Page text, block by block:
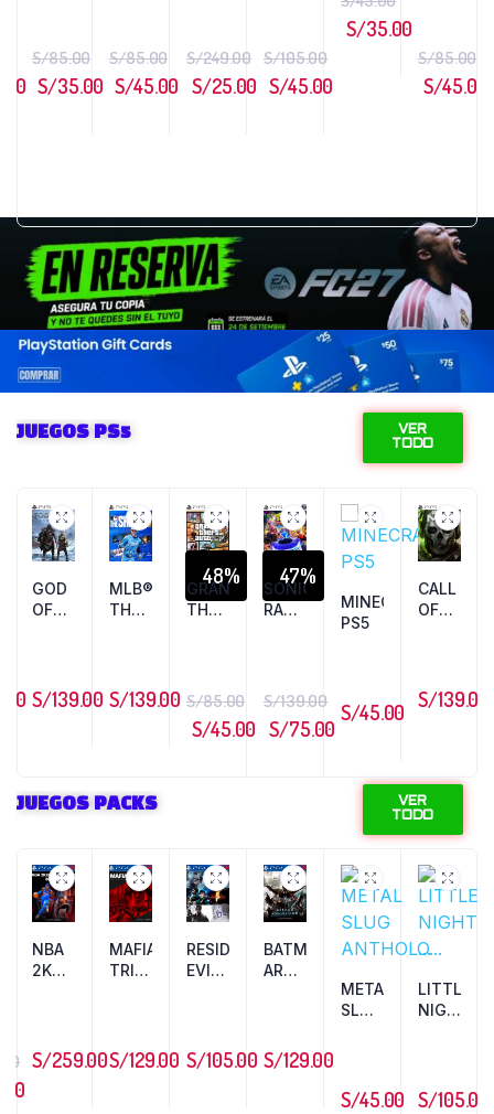
S/85.00
S/35.00
S/85.00
S/45.00
S/249.00
S/25.00
S/105.00
S/45.00
S/35.00
S/85.00
S/45.00
JUEGOS PS5
VER
TODO
GOD
OF
S/139.00
MLB®
THE
S/139.00
48%
GRAND
THEFT
S/85.00
S/45.00
47%
SONIC
RACING:
S/139.00
S/75.00
MINECRAFT
PS5
S/45.00
CALL
OF
S/139.00
JUEGOS PACKS
VER
TODO
NBA
2K26
S/259.00
MAFIA:
TRILOGY
S/129.00
RESIDENT
EVIL
S/105.00
BATMAN:
ARKHAM
S/129.00
METAL
SLUG
S/45.00
LITTLE
S/105.00